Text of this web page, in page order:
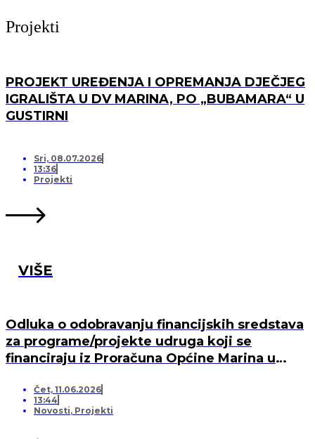
Projekti
PROJEKT UREĐENJA I OPREMANJA DJEČJEG
IGRALIŠTA U DV MARINA, PO „BUBAMARA“ U
GUSTIRNI
Sri, 08.07.2026
13:36
Projekti
VIŠE
Odluka o odobravanju financijskih sredstava
za programe/projekte udruga koji se
financiraju iz Proračuna Općine Marina u
Čet, 11.06.2026
13:44
Novosti, Projekti